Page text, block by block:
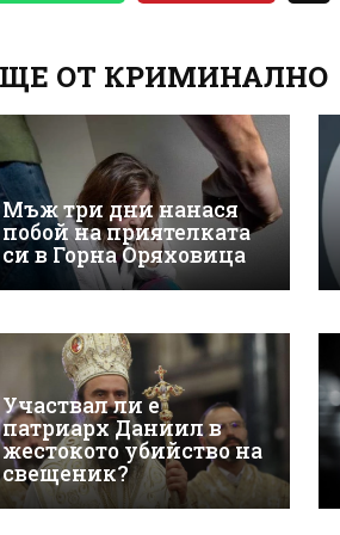
ОТ КРИМИНАЛНО
Мъж три дни нанася
побой на приятелката
си в Горна Оряховица
Участвал ли е
патриарх Даниил в
жестокото убийство на
свещеник?